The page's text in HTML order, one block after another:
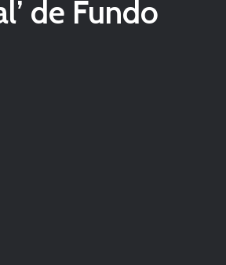
de Fundo